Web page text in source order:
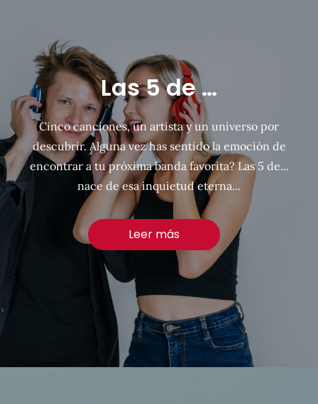
Las 5 de …
Cinco canciones, un artista y un universo por
descubrir. Alguna vez has sentido la emoción de
encontrar a tu próxima banda favorita? Las 5 de...
nace de esa inquietud eterna...
Leer más